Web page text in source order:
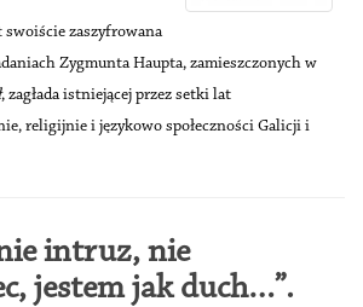
swoiście zaszyfrowana
Zygmunta Haupta, zamieszczonych w
, zagłada istniejącej przez setki lat
religijnie i językowo społeczności Galicji i
intruz, nie
jestem jak duch…”.